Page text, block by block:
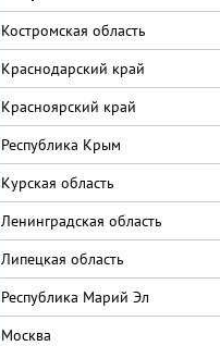
Костромская область
Краснодарский край
Красноярский край
Республика Крым
Курская область
Ленинградская область
Липецкая область
Республика Марий Эл
Москва